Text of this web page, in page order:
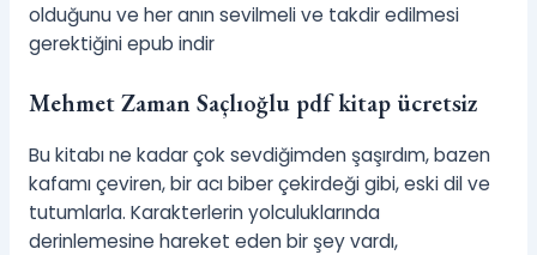
olduğunu ve her anın sevilmeli ve takdir edilmesi
gerektiğini epub indir
Mehmet Zaman Saçlıoğlu pdf kitap ücretsiz
Bu kitabı ne kadar çok sevdiğimden şaşırdım, bazen
kafamı çeviren, bir acı biber çekirdeği gibi, eski dil ve
tutumlarla. Karakterlerin yolculuklarında
derinlemesine hareket eden bir şey vardı,